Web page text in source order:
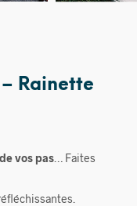
Rainette
vos pas… Faites